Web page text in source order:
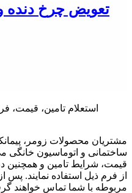
تعویض چرخ دنده
استعلام تامین، قیمت،
مشتریان محصولات زومر،
ساختمانی و اتوماسیون خانگی
قیمت، شرایط تامین و همچنین
از فرم ذیل استفاده نمایند.
مربوطه با شما تماس خواهند